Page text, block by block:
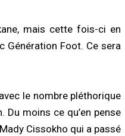
mais cette fois-ci en
Génération Foot. Ce sera
le nombre pléthorique
Du moins ce qu’en pense
Cissokho qui a passé